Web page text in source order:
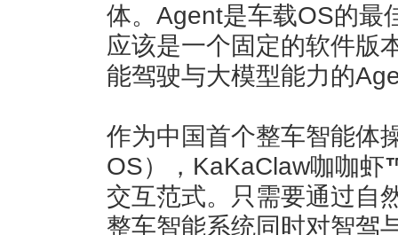
体。Agent是车载OS的
应该是一个固定的软件版
能驾驶与大模型能力的
作为中国首个整车智能体
OS），KaKaClaw咖咖虾
交互范式。只需要通过自
整车智能系统同时对智驾